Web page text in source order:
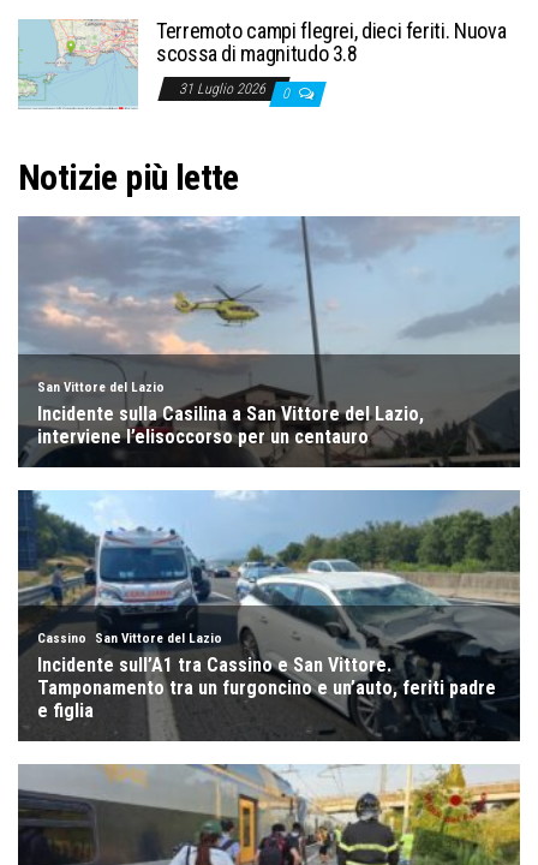
Terremoto campi flegrei, dieci feriti. Nuova
scossa di magnitudo 3.8
31 Luglio 2026 0
Notizie più lette